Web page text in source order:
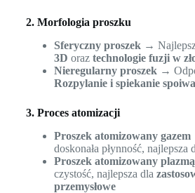
2. Morfologia proszku
Sferyczny proszek→
3D oraz technologie fuzji w
Nieregularny proszek→
Rozpylanie i spiekanie spoiwa
3. Proces atomizacji
Proszek atomizowany gazem
doskonała płynność, najlepsza
Proszek atomizowany plazmą
czystość, najlepsza dla
przemysłowe